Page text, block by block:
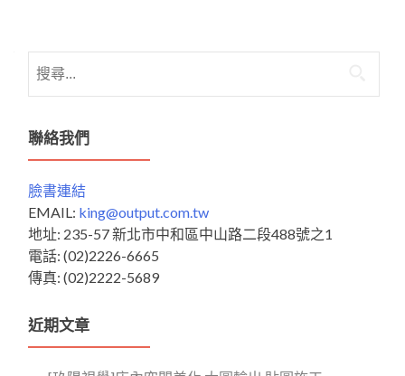
尋
鍵
字:
聯絡我們
臉書連結
EMAIL: king@output.com.tw
地址: 235-57 新北市中和區中山路二段488號之1
電話: (02)2226-6665
傳真: (02)2222-5689
近期文章